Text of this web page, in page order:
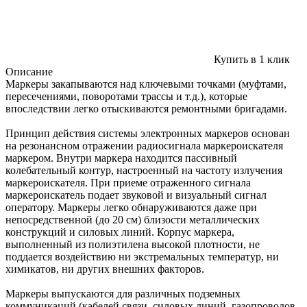
Купить в 1 клик
Описание
Маркеры закапываются над ключевыми точками (муфтами,
пересечениями, поворотами трассы и т.д.), которые
впоследствии легко отыскиваются ремонтными бригадами.
Принцип действия системы электронных маркеров основан
на резонансном отражении радиосигнала маркероискателя
маркером. Внутри маркера находится пассивный
колебательный контур, настроенный на частоту излучения
маркероискателя. При приеме отраженного сигнала
маркероискатель подает звуковой и визуальный сигнал
оператору. Маркеры легко обнаруживаются даже при
непосредственной (до 20 см) близости металлических
конструкций и силовых линий. Корпус маркера,
выполненный из полиэтилена высокой плотности, не
поддается воздействию ни экстремальных температур, ни
химикатов, ни других внешних факторов.
Маркеры выпускаются для различных подземных